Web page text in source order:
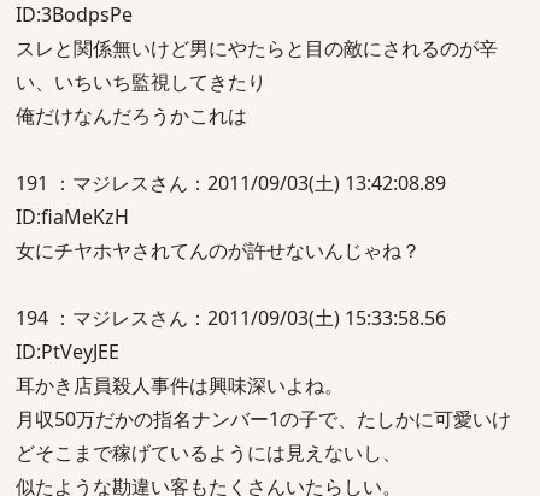
ID:3BodpsPe
スレと関係無いけど男にやたらと目の敵にされるのが辛
い、いちいち監視してきたり
俺だけなんだろうかこれは
191 ：マジレスさん：2011/09/03(土) 13:42:08.89
ID:fiaMeKzH
女にチヤホヤされてんのが許せないんじゃね？
194 ：マジレスさん：2011/09/03(土) 15:33:58.56
ID:PtVeyJEE
耳かき店員殺人事件は興味深いよね。
月収50万だかの指名ナンバー1の子で、たしかに可愛いけ
どそこまで稼げているようには見えないし、
似たような勘違い客もたくさんいたらしい。